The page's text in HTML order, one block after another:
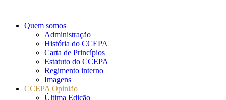
Quem somos
Administração
História do CCEPA
Carta de Princípios
Estatuto do CCEPA
Regimento interno
Imagens
CCEPA Opinião
Última Edição